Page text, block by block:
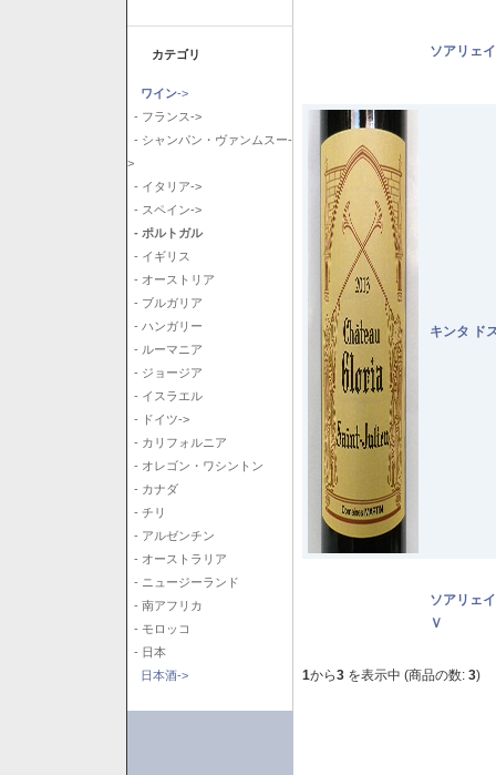
カテゴリ
ワイン->
- フランス->
- シャンパン・ヴァンムスー-
>
- イタリア->
- スペイン->
- ポルトガル
- イギリス
- オーストリア
- ブルガリア
- ハンガリー
- ルーマニア
- ジョージア
- イスラエル
- ドイツ->
- カリフォルニア
- オレゴン・ワシントン
- カナダ
- チリ
- アルゼンチン
- オーストラリア
- ニュージーランド
- 南アフリカ
- モロッコ
- 日本
日本酒->
ソアリェ
キンタ ド
ソアリェ
Ｖ
1から3 を表示中 (商品の数: 3)